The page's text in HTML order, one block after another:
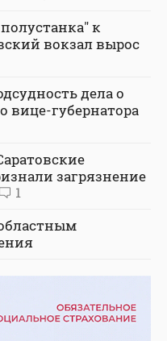
к
вокзал вырос
дела о
вице-губернатора
загрязнение
1